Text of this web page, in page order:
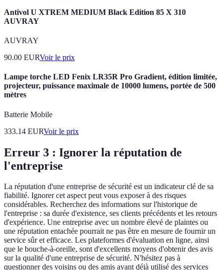
Antivol U XTREM MEDIUM Black Edition 85 X 310
AUVRAY
AUVRAY
90.00 EURVoir le prix
Lampe torche LED Fenix LR35R Pro Gradient, édition limitée,
projecteur, puissance maximale de 10000 lumens, portée de 500
mètres
Batterie Mobile
333.14 EURVoir le prix
Erreur 3 : Ignorer la réputation de
l'entreprise
La réputation d'une entreprise de sécurité est un indicateur clé de sa
fiabilité. Ignorer cet aspect peut vous exposer à des risques
considérables. Recherchez des informations sur l'historique de
l'entreprise : sa durée d'existence, ses clients précédents et les retours
d'expérience. Une entreprise avec un nombre élevé de plaintes ou
une réputation entachée pourrait ne pas être en mesure de fournir un
service sûr et efficace. Les plateformes d'évaluation en ligne, ainsi
que le bouche-à-oreille, sont d'excellents moyens d'obtenir des avis
sur la qualité d'une entreprise de sécurité. N'hésitez pas à
questionner des voisins ou des amis ayant déjà utilisé des services